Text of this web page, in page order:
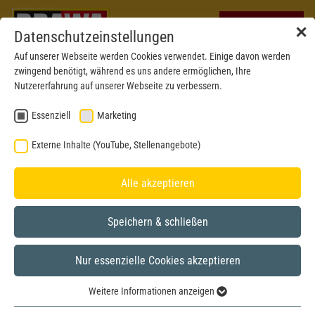
✕
Datenschutzeinstellungen
Auf unserer Webseite werden Cookies verwendet. Einige davon werden
zwingend benötigt, während es uns andere ermöglichen, Ihre
Nutzererfahrung auf unserer Webseite zu verbessern.
Essenziell Marketing
Externe Inhalte (YouTube, Stellenangebote)
Alle akzeptieren
Speichern & schließen
Nur essenzielle Cookies akzeptieren
Weitere Informationen anzeigen